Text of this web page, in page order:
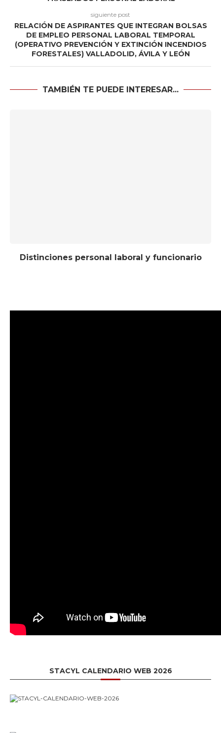
siguiente post
RELACIÓN DE ASPIRANTES QUE INTEGRAN BOLSAS
DE EMPLEO PERSONAL LABORAL TEMPORAL
(OPERATIVO PREVENCIÓN Y EXTINCIÓN INCENDIOS
FORESTALES) VALLADOLID, ÁVILA Y LEÓN
TAMBIÉN TE PUEDE INTERESAR...
Distinciones personal laboral y funcionario
STACYL CALENDARIO WEB 2026